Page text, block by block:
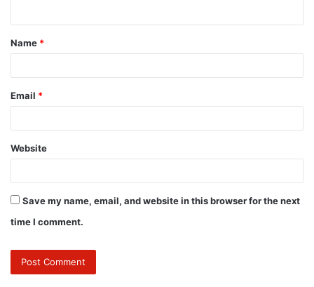
Name *
Email *
Website
Save my name, email, and website in this browser for the next
time I comment.